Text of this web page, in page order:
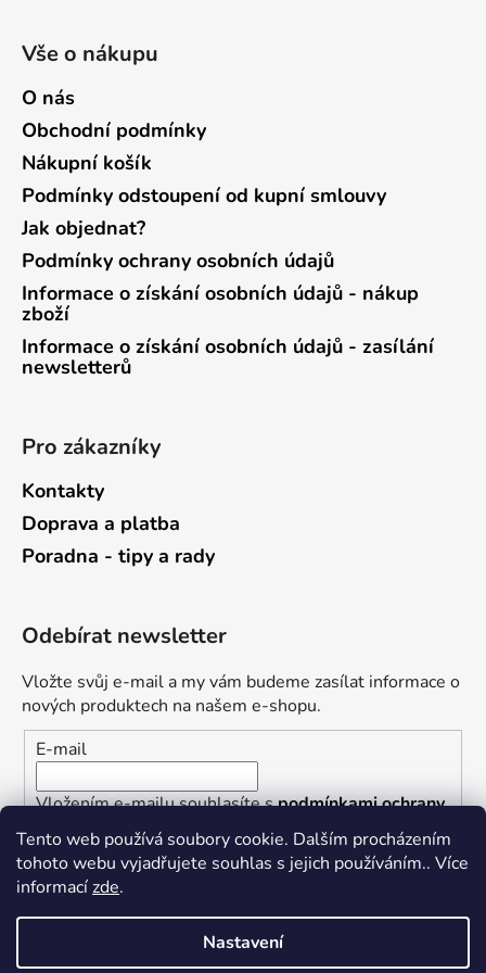
Tento web používá soubory cookie. Dalším procházením
tohoto webu vyjadřujete souhlas s jejich používáním.. Více
informacízde.
Nastavení
Vše o nákupu
O nás
Obchodní podmínky
Nákupní košík
Podmínky odstoupení od kupní smlouvy
Jak objednat?
Podmínky ochrany osobních údajů
Informace o získání osobních údajů - nákup
zboží
Informace o získání osobních údajů - zasílání
newsletterů
Pro zákazníky
Kontakty
Doprava a platba
Poradna - tipy a rady
Odebírat newsletter
Vložte svůj e-mail a my vám budeme zasílat informace o
nových produktech na našem e-shopu.
E-mail
Vložením e-mailu souhlasíte spodmínkami ochrany
osobních údajů
PŘIHLÁSIT SE